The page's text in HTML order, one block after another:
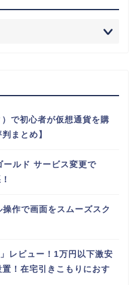
で初心者が仮想通貨を購
まとめ】
ルド サービス変更で
操作で画面をスムーズスク
レビュー！1万円以下激安
！在宅引きこもりにおす